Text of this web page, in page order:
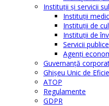
Instituţii şi servicii
Instituţii
Instituţii de
Instituţii de
Servicii publice
Agenţi
Guvernanță
Ghişeu Unic de
ATOP
Regulamente
GDPR